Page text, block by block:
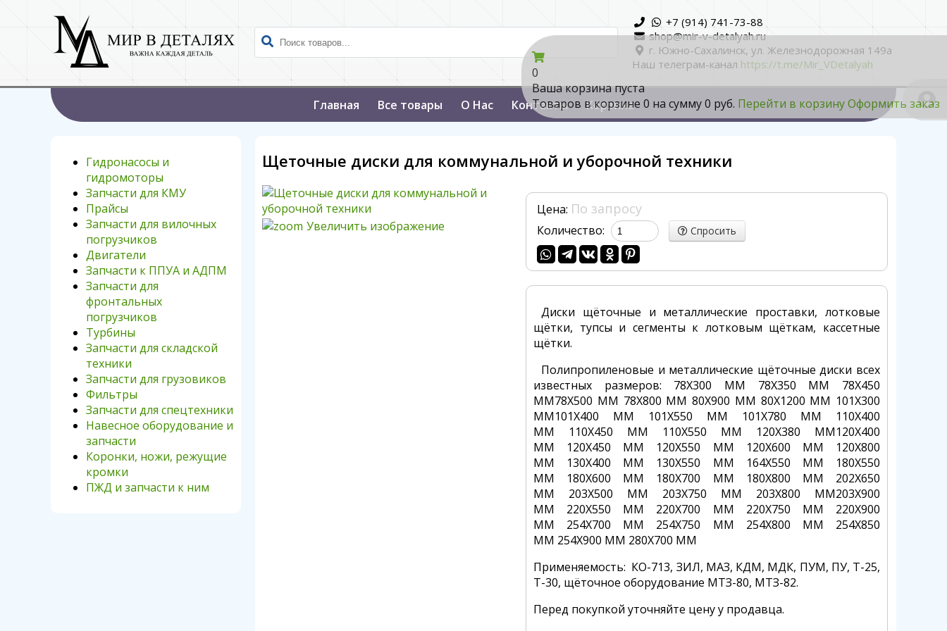
0
Ваша корзина пуста
Товаров в корзине 0 на сумму0 руб. Перейти в корзинуОформить заказ
+7 (914) 741-73-88
shop@mir-v-detalyah.ru
г. Южно-Сахалинск, ул. Железнодорожная 149а
Наш телеграм-канал https://t.me/Mir_VDetalyah
Главная Все товары О Нас Контакты Корзина
Гидронасосы и
гидромоторы
Запчасти для КМУ
Прайсы
Запчасти для вилочных
погрузчиков
Двигатели
Запчасти к ППУА и АДПМ
Запчасти для
фронтальных
погрузчиков
Турбины
Запчасти для складской
техники
Запчасти для грузовиков
Фильтры
Запчасти для спецтехники
Навесное оборудование и
запчасти
Коронки, ножи, режущие
кромки
ПЖД и запчасти к ним
Щеточные диски для коммунальной и уборочной техники
Увеличить изображение
Цена: По запросу
Количество: Спросить
Диски щёточные и металлические проставки, лотковые
щётки, тупсы и сегменты к лотковым щёткам, кассетные
щётки.
Полипропиленовые и металлические щёточные диски всех
известных размеров: 78Х300 ММ 78Х350 ММ 78Х450
ММ78Х500 ММ 78Х800 ММ 80Х900 ММ 80Х1200 ММ 101Х300
ММ101Х400 ММ 101Х550 ММ 101Х780 ММ 110Х400
ММ 110Х450 ММ 110Х550 ММ 120Х380 ММ120Х400
ММ 120Х450 ММ 120Х550 ММ 120Х600 ММ 120Х800
ММ 130Х400 ММ 130Х550 ММ 164Х550 ММ 180Х550
ММ 180Х600 ММ 180Х700 ММ 180Х800 ММ 202Х650
ММ 203Х500 ММ 203Х750 ММ 203Х800 ММ203Х900
ММ 220Х550 ММ 220Х700 ММ 220Х750 ММ 220Х900
ММ 254Х700 ММ 254Х750 ММ 254Х800 ММ 254Х850
ММ 254Х900 ММ 280Х700 ММ
Применяемость: КО-713, ЗИЛ, МАЗ, КДМ, МДК, ПУМ, ПУ, Т-25,
Т-30, щёточное оборудование МТЗ-80, МТЗ-82.
Перед покупкой уточняйте цену у продавца.